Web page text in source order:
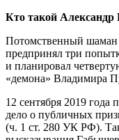
Кто такой Александр
Потомственный шаман
предпринял три
и планировал
«демона» Владимира
12 сентября 2019 года
дело о публичных
(ч. 1 ст. 280 УК РФ).